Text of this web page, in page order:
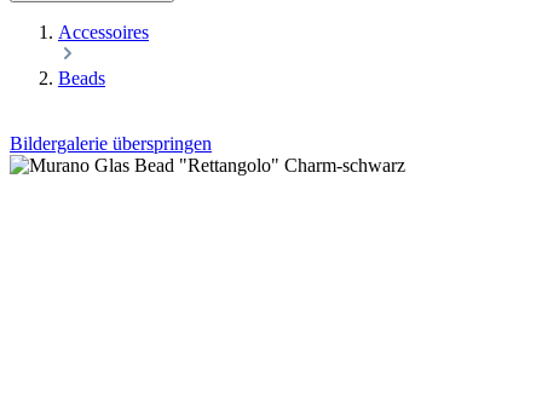
Accessoires
Beads
Bildergalerie überspringen